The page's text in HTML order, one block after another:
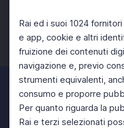
Rai ed i suoi 1024
e app, cookie e altri
fruizione dei contenuti
navigazione e, previo
strumenti equivalenti,
consumo e proporre
Per quanto riguarda la
Rai e terzi selezionati
Facebook